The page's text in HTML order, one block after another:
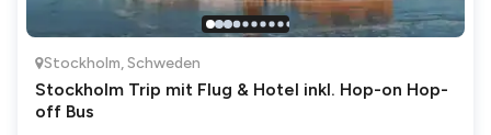
Stockholm,Schweden
Stockholm Trip mit Flug & Hotel inkl. Hop-on Hop-
off Bus